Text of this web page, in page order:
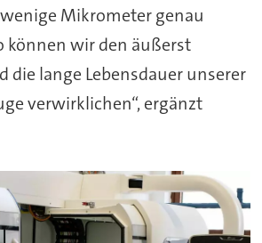
Mikrometer genau
können wir den äußerst
die lange Lebensdauer unserer
verwirklichen“, ergänzt